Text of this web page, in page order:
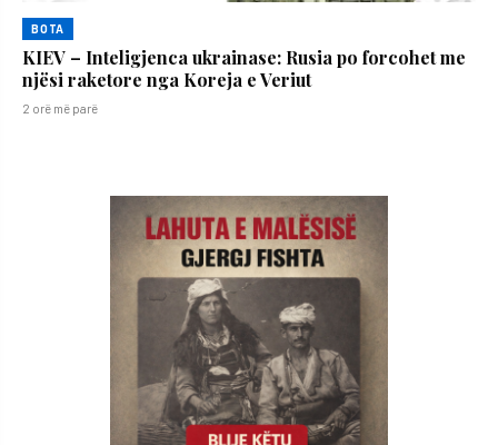
BOTA
KIEV – Inteligjenca ukrainase: Rusia po forcohet me
njësi raketore nga Koreja e Veriut
2 orë më parë